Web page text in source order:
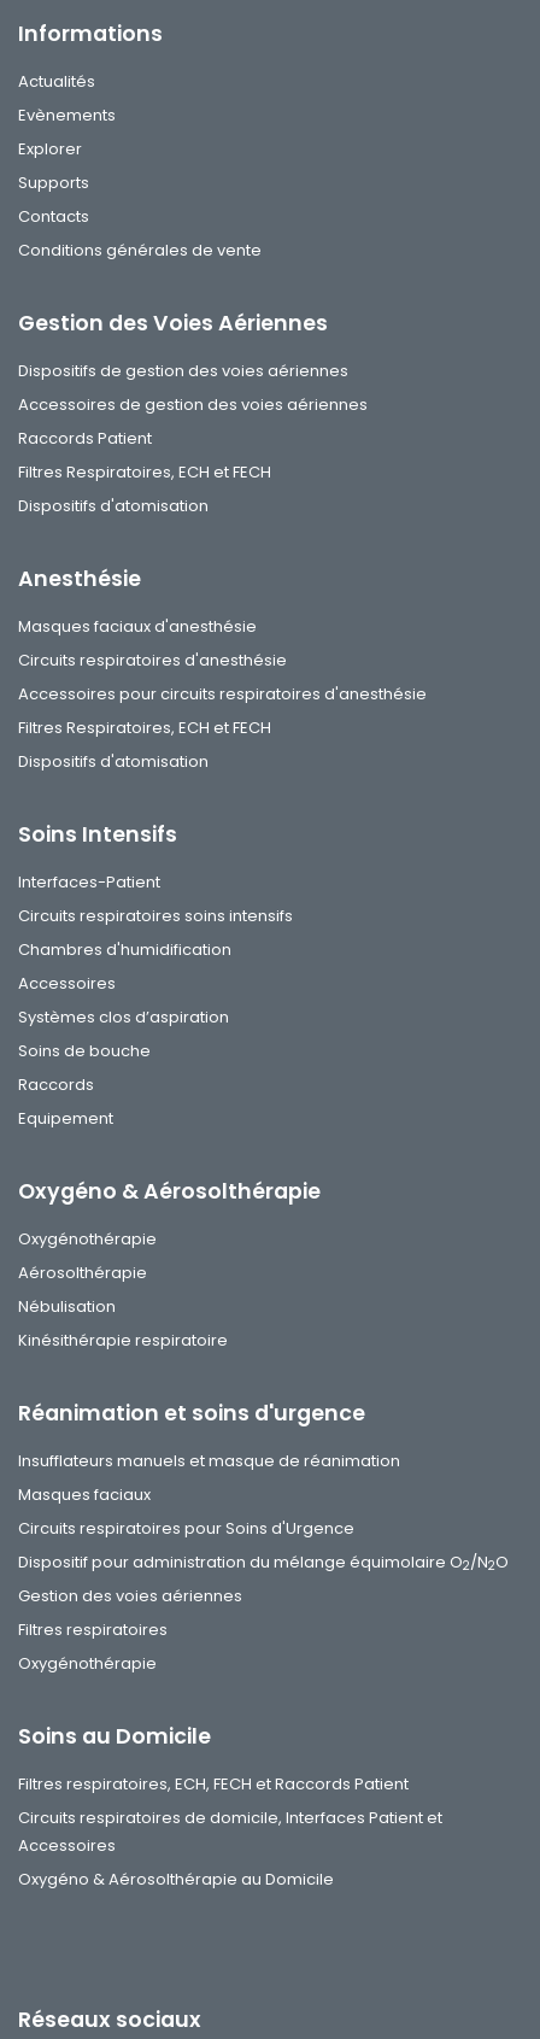
Informations
Actualités
Evènements
Explorer
Supports
Contacts
Conditions générales de vente
Gestion des Voies Aériennes
Dispositifs de gestion des voies aériennes
Accessoires de gestion des voies aériennes
Raccords Patient
Filtres Respiratoires, ECH et FECH
Dispositifs d'atomisation
Anesthésie
Masques faciaux d'anesthésie
Circuits respiratoires d'anesthésie
Accessoires pour circuits respiratoires d'anesthésie
Filtres Respiratoires, ECH et FECH
Dispositifs d'atomisation
Soins Intensifs
Interfaces-Patient
Circuits respiratoires soins intensifs
Chambres d'humidification
Accessoires
Systèmes clos d’aspiration
Soins de bouche
Raccords
Equipement
Oxygéno & Aérosolthérapie
Oxygénothérapie
Aérosolthérapie
Nébulisation
Kinésithérapie respiratoire
Réanimation et soins d'urgence
Insufflateurs manuels et masque de réanimation
Masques faciaux
Circuits respiratoires pour Soins d'Urgence
Dispositif pour administration du mélange équimolaire O2/N2O
Gestion des voies aériennes
Filtres respiratoires
Oxygénothérapie
Soins au Domicile
Filtres respiratoires, ECH, FECH et Raccords Patient
Circuits respiratoires de domicile, Interfaces Patient et
Accessoires
Oxygéno & Aérosolthérapie au Domicile
Réseaux sociaux